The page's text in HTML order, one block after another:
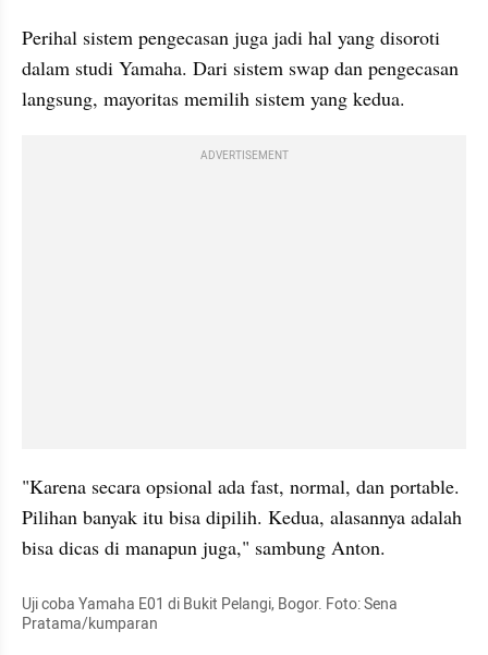
Perihal sistem pengecasan juga jadi hal yang disoroti
dalam studi Yamaha. Dari sistem swap dan pengecasan
langsung, mayoritas memilih sistem yang kedua.
ADVERTISEMENT
"Karena secara opsional ada fast, normal, dan portable.
Pilihan banyak itu bisa dipilih. Kedua, alasannya adalah
bisa dicas di manapun juga," sambung Anton.
Uji coba Yamaha E01 di Bukit Pelangi, Bogor. Foto: Sena
Pratama/kumparan